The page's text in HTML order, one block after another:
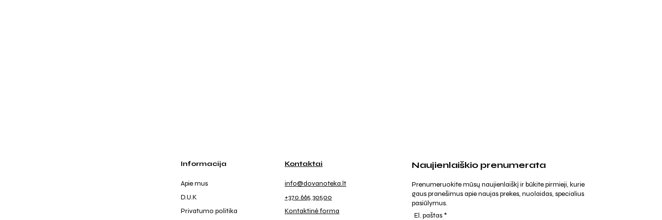
Informacija
Apie mus
D.U.K
Privatumo politika
Kontaktai
info@dovanoteka.lt
+370 665 30500
Kontaktinė forma
Naujienlaiškio prenumerata
Prenumeruokite mūsų naujienlaiškį ir būkite pirmieji, kurie
gaus pranešimus apie naujas prekes, nuolaidas, specialius
pasiūlymus.
El. paštas